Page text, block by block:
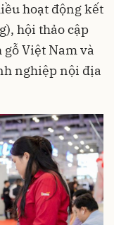
hoạt động kết
hội thảo cập
Việt Nam và
nghiệp nội địa